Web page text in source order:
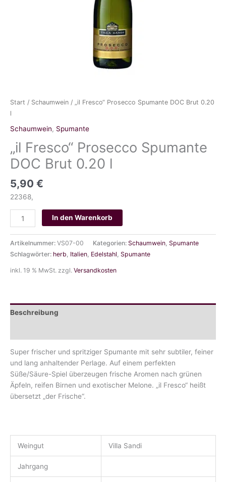
Start / Schaumwein / „il Fresco“ Prosecco Spumante DOC Brut 0.20
l
Schaumwein, Spumante
„il Fresco“ Prosecco Spumante
DOC Brut 0.20 l
5,90 €
22368,
Fresco"
Prosecco
Spumante
DOC
Brut
Menge
In den Warenkorb
Artikelnummer: VS07-00 Kategorien: Schaumwein Spumante
Schlagwörter: herb Italien Edelstahl Spumante
inkl. 19 % MwSt. zzgl. Versandkosten
Beschreibung
Super frischer und spritziger Spumante mit sehr subtiler, feiner
und lang anhaltender Perlage. Auf einem perfekten
Süße/Säure-Spiel überzeugen frische Aromen nach grünen
Äpfeln, reifen Birnen und exotischer Melone. „il Fresco“ heißt
übersetzt „der Frische“.
Weingut Villa Sandi
Jahrgang